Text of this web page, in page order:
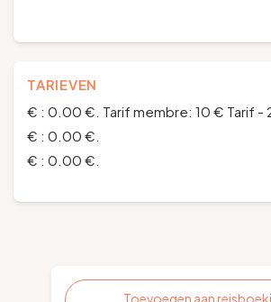
TARIEVEN
€ : 0.00 €. Tarif membre: 10 € Tarif -
€ : 0.00 €.
€ : 0.00 €.
Toevoegen aan